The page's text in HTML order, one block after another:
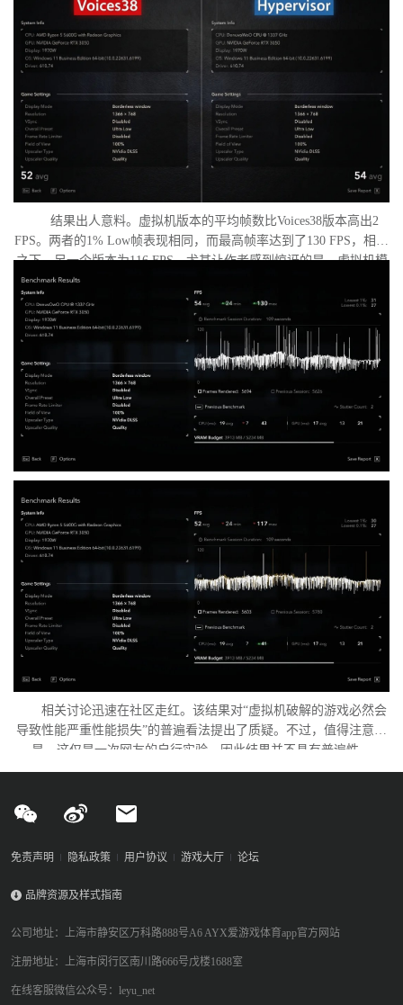
置了低分辨率，并将所有图形设置调至“极低”模式。两项测试均在相
同条件下进行：内存完整性和基于虚拟化的安全性（VBS）均已关
闭，并且两轮测试之间电脑甚至没有重启。
结果出人意料。虚拟机版本的平均帧数比Voices38版本高出2
FPS。两者的1% Low帧表现相同，而最高帧率达到了130 FPS，相比
之下，另一个版本为116 FPS。尤其让作者感到惊讶的是，虚拟机模
式下的优化竟如此之好。从理论上讲，额外的虚拟化层应该会给处
理器带来负担并降低性能，但实际上并没有发生这种情况。
相关讨论迅速在社区走红。该结果对“虚拟机破解的游戏必然会
导致性能严重性能损失”的普遍看法提出了质疑。不过，值得注意的
是，这仅是一次网友的自行实验，因此结果并不具有普遍性。
免责声明 隐私政策 用户协议 游戏大厅 论坛
品牌资源及样式指南
公司地址：上海市静安区万科路888号A6 AYX爱游戏体育app官方网站
注册地址：上海市闵行区南川路666号戊楼1688室
在线客服微信公众号：leyu_net